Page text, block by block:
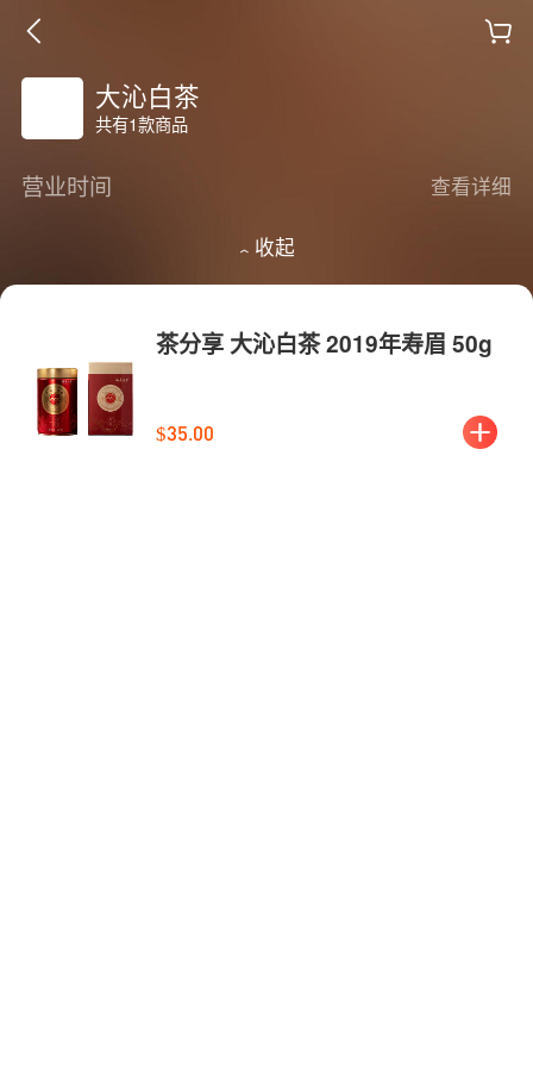
大沁白茶
共有1款商品
营业时间 查看详细
收起
茶分享 大沁白茶 2019年寿眉 50g
$35.00